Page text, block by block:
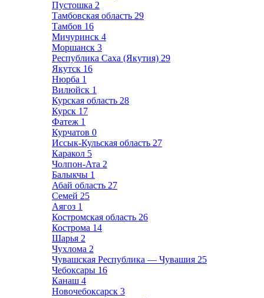
Пустошка 2
Тамбовская область 29
Тамбов 16
Мичуринск 4
Моршанск 3
Республика Саха (Якутия) 29
Якутск 16
Нюрба 1
Вилюйск 1
Курская область 28
Курск 17
Фатеж 1
Курчатов 0
Иссык-Кульская область 27
Каракол 5
Чолпон-Ата 2
Балыкчы 1
Абай область 27
Семей 25
Аягоз 1
Костромская область 26
Кострома 14
Шарья 2
Чухлома 2
Чувашская Республика — Чувашия 25
Чебоксары 16
Канаш 4
Новочебоксарск 3